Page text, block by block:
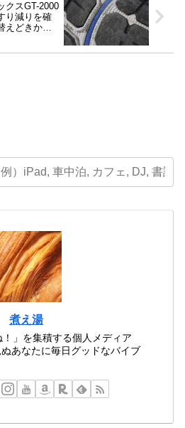
クスGT-2000
り減りを確
えどきか
煮え湯
」を集積する個人メディア
あなたに毎日グッドなバイブ